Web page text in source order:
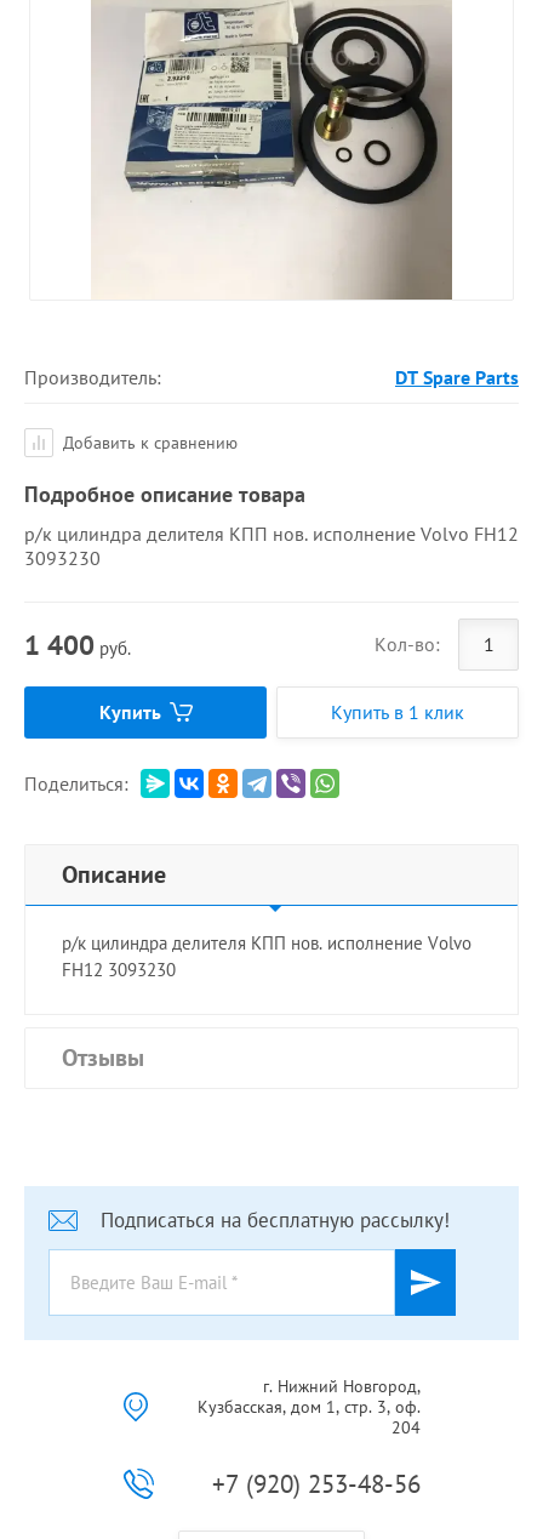
Производитель: DT Spare Parts
Добавить к сравнению
Подробное описание товара
р/к цилиндра делителя КПП нов. исполнение Volvo FH12
3093230
1 400 руб. Кол-во:
Купить Купить в 1 клик
Поделиться:
Описание
р/к цилиндра делителя КПП нов. исполнение Volvo
FH12 3093230
Отзывы
Подписаться на бесплатную рассылку!
г. Нижний Новгород,
Кузбасская, дом 1, стр. 3, оф.
204
+7 (920) 253-48-56